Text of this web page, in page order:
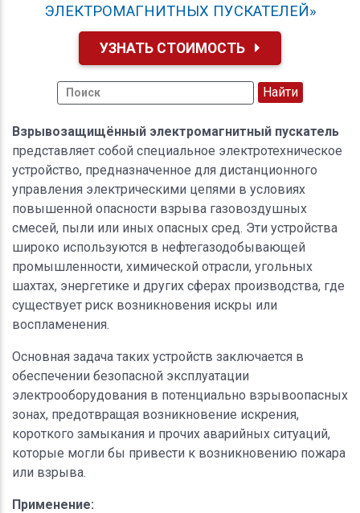
ЭЛЕКТРОМАГНИТНЫХ ПУСКАТЕЛЕЙ»
УЗНАТЬ СТОИМОСТЬ
Взрывозащищённый электромагнитный пускатель
представляет собой специальное электротехническое
устройство, предназначенное для дистанционного
управления электрическими цепями в условиях
повышенной опасности взрыва газовоздушных
смесей, пыли или иных опасных сред. Эти устройства
широко используются в нефтегазодобывающей
промышленности, химической отрасли, угольных
шахтах, энергетике и других сферах производства, где
существует риск возникновения искры или
воспламенения.
Основная задача таких устройств заключается в
обеспечении безопасной эксплуатации
электрооборудования в потенциально взрывоопасных
зонах, предотвращая возникновение искрения,
короткого замыкания и прочих аварийных ситуаций,
которые могли бы привести к возникновению пожара
или взрыва.
Применение: